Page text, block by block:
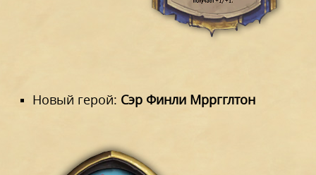
Новый герой: Сэр Финли Мрргглтон